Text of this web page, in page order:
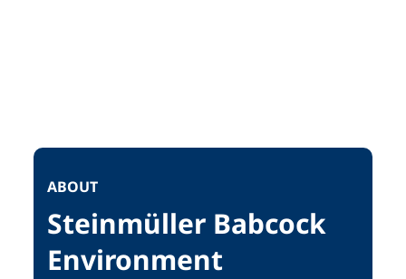
ABOUT
Steinmüller Babcock
Environment